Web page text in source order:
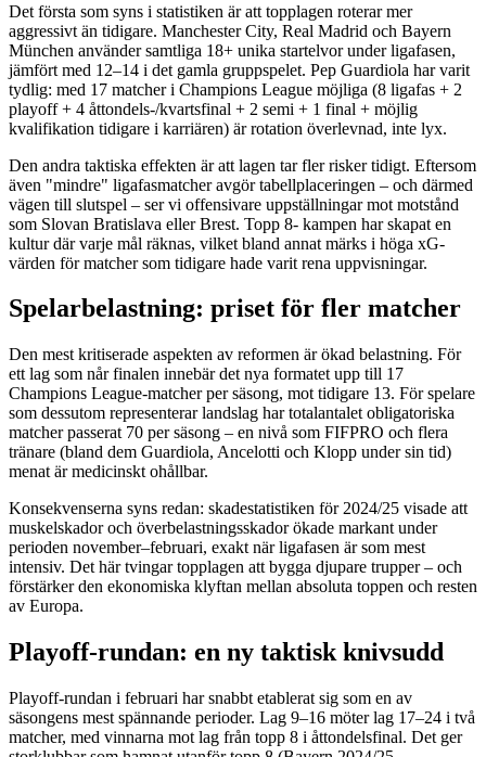
Det första som syns i statistiken är att topplagen roterar mer
aggressivt än tidigare. Manchester City, Real Madrid och Bayern
München använder samtliga 18+ unika startelvor under ligafasen,
jämfört med 12–14 i det gamla gruppspelet. Pep Guardiola har varit
tydlig: med 17 matcher i Champions League möjliga (8 ligafas + 2
playoff + 4 åttondels-/kvartsfinal + 2 semi + 1 final + möjlig
kvalifikation tidigare i karriären) är rotation överlevnad, inte lyx.
Den andra taktiska effekten är att lagen tar fler risker tidigt. Eftersom
även "mindre" ligafasmatcher avgör tabellplaceringen – och därmed
vägen till slutspel – ser vi offensivare uppställningar mot motstånd
som Slovan Bratislava eller Brest. Topp 8- kampen har skapat en
kultur där varje mål räknas, vilket bland annat märks i höga xG-
värden för matcher som tidigare hade varit rena uppvisningar.
Spelarbelastning: priset för fler matcher
Den mest kritiserade aspekten av reformen är ökad belastning. För
ett lag som når finalen innebär det nya formatet upp till 17
Champions League-matcher per säsong, mot tidigare 13. För spelare
som dessutom representerar landslag har totalantalet obligatoriska
matcher passerat 70 per säsong – en nivå som FIFPRO och flera
tränare (bland dem Guardiola, Ancelotti och Klopp under sin tid)
menat är medicinskt ohållbar.
Konsekvenserna syns redan: skadestatistiken för 2024/25 visade att
muskelskador och överbelastningsskador ökade markant under
perioden november–februari, exakt när ligafasen är som mest
intensiv. Det här tvingar topplagen att bygga djupare trupper – och
förstärker den ekonomiska klyftan mellan absoluta toppen och resten
av Europa.
Playoff-rundan: en ny taktisk knivsudd
Playoff-rundan i februari har snabbt etablerat sig som en av
säsongens mest spännande perioder. Lag 9–16 möter lag 17–24 i två
matcher, med vinnarna mot lag från topp 8 i åttondelsfinal. Det ger